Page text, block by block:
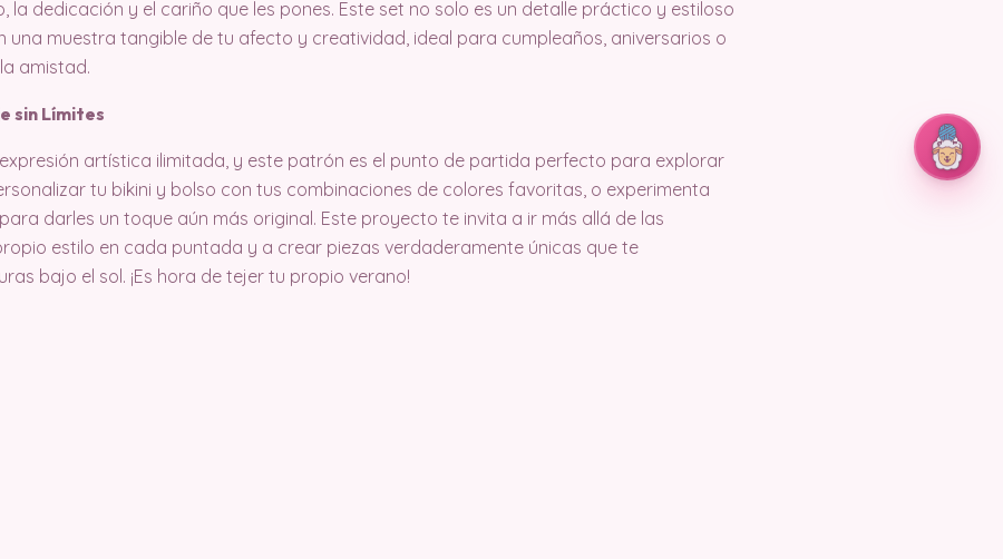
la dedicación y el cariño que les pones. Este set no solo es un detalle práctico y estiloso
una muestra tangible de tu afecto y creatividad, ideal para cumpleaños, aniversarios o
amistad.
sin Límites
artística ilimitada, y este patrón es el punto de partida perfecto para explorar
tu bikini y bolso con tus combinaciones de colores favoritas, o experimenta
darles un toque aún más original. Este proyecto te invita a ir más allá de las
estilo en cada puntada y a crear piezas verdaderamente únicas que te
bajo el sol. ¡Es hora de tejer tu propio verano!